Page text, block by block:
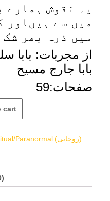
یہ نقوش ہمارے
میں سے ہیںاور
میں ذرہ بھر شک
از مجربات: بابا
بابا جارج مسیح
صفحات:59
cart
Spiritual/Paranormal (روحانی)